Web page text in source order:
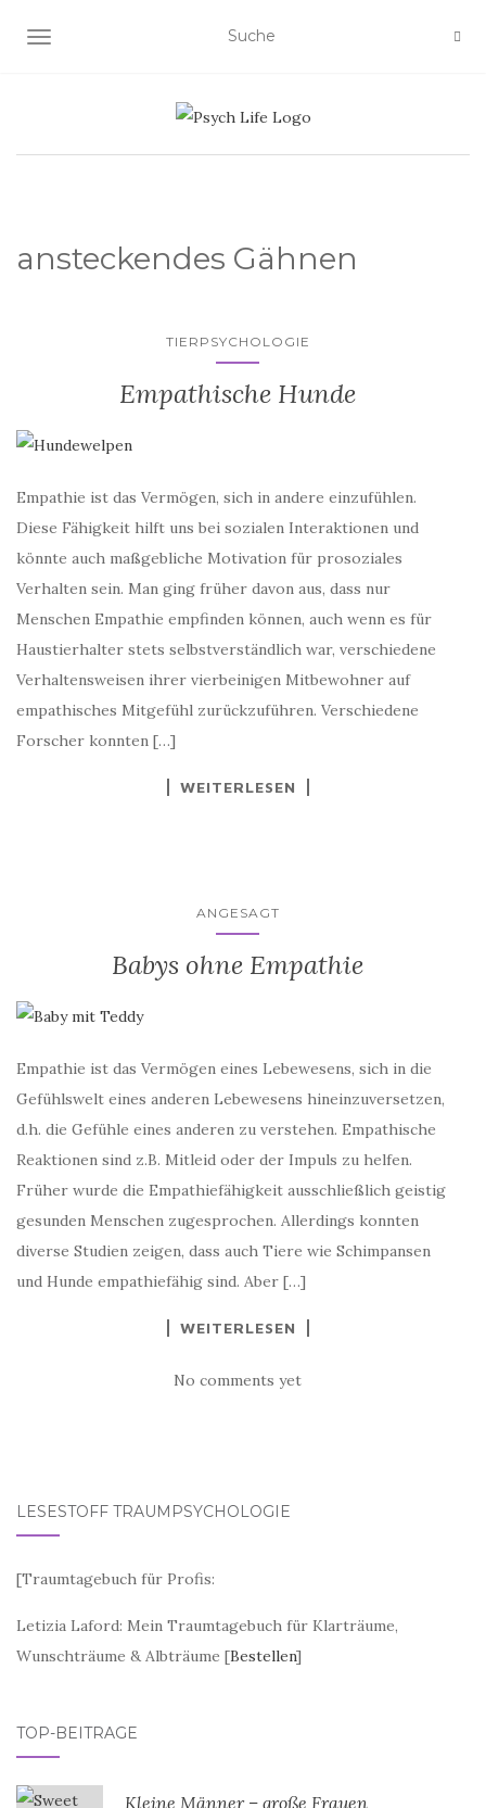
SCHALTE NAVIGATION
ansteckendes Gähnen
TIERPSYCHOLOGIE
Empathische Hunde
Empathie ist das Vermögen, sich in andere einzufühlen.
Diese Fähigkeit hilft uns bei sozialen Interaktionen und
könnte auch maßgebliche Motivation für prosoziales
Verhalten sein. Man ging früher davon aus, dass nur
Menschen Empathie empfinden können, auch wenn es für
Haustierhalter stets selbstverständlich war, verschiedene
Verhaltensweisen ihrer vierbeinigen Mitbewohner auf
empathisches Mitgefühl zurückzuführen. Verschiedene
Forscher konnten […]
WEITERLESEN
ANGESAGT
Babys ohne Empathie
Empathie ist das Vermögen eines Lebewesens, sich in die
Gefühlswelt eines anderen Lebewesens hineinzuversetzen,
d.h. die Gefühle eines anderen zu verstehen. Empathische
Reaktionen sind z.B. Mitleid oder der Impuls zu helfen.
Früher wurde die Empathiefähigkeit ausschließlich geistig
gesunden Menschen zugesprochen. Allerdings konnten
diverse Studien zeigen, dass auch Tiere wie Schimpansen
und Hunde empathiefähig sind. Aber […]
WEITERLESEN
No comments yet
LESESTOFF TRAUMPSYCHOLOGIE
[Traumtagebuch für Profis:
Letizia Laford: Mein Traumtagebuch für Klarträume,
Wunschträume & Albträume [Bestellen]
TOP-BEITRÄGE
Kleine Männer – große Frauen